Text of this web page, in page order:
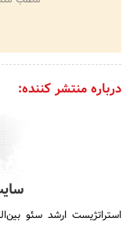
درباره منتشر کننده:
استراتژیست ارشد سئو